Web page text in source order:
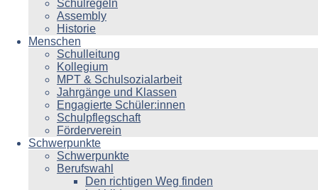
Schulregeln
Assembly
Historie
Menschen
Schulleitung
Kollegium
MPT & Schulsozialarbeit
Jahrgänge und Klassen
Engagierte Schüler:innen
Schulpflegschaft
Förderverein
Schwerpunkte
Schwerpunkte
Berufswahl
Den richtigen Weg finden